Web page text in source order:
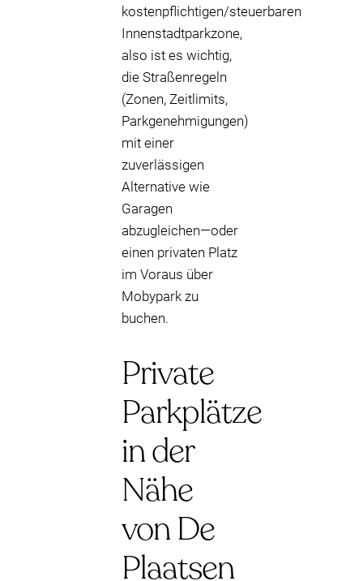
kostenpflichtigen/steuerbaren
Innenstadtparkzone,
also ist es wichtig,
die Straßenregeln
(Zonen, Zeitlimits,
Parkgenehmigungen)
mit einer
zuverlässigen
Alternative wie
Garagen
abzugleichen—oder
einen privaten Platz
im Voraus über
Mobypark zu
buchen.
Private
Parkplätze
in der
Nähe
von De
Plaatsen